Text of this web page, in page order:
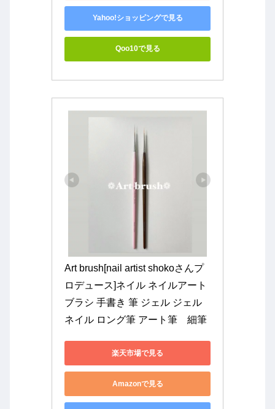
Yahoo!ショッピングで見る
Qoo10で見る
Art brush[nail artist shokoさんプ
ロデュース]ネイル ネイルアート
ブラシ 手書き 筆 ジェル ジェル
ネイル ロング筆 アート筆　細筆
楽天市場で見る
Amazonで見る